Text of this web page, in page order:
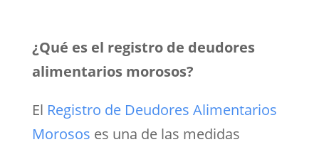
¿Qué es el registro de deudores
alimentarios morosos?
El Registro de Deudores Alimentarios
Morosos es una de las medidas